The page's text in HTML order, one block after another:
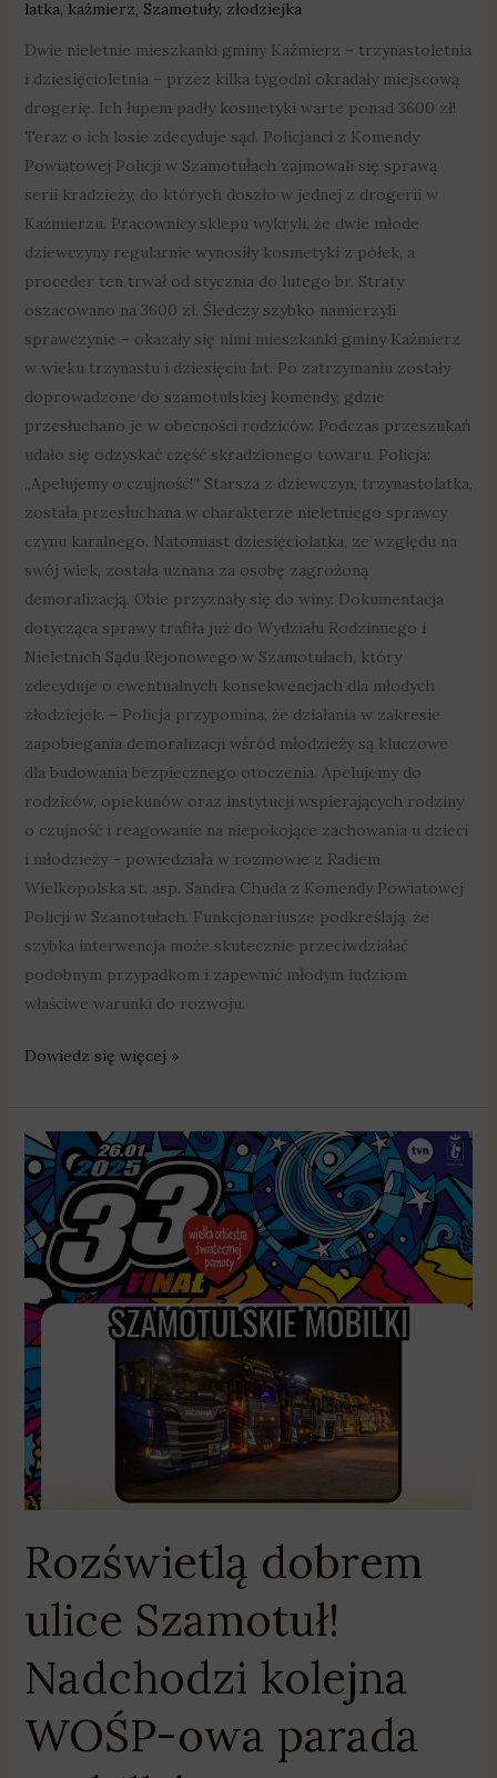
latka, kaźmierz, Szamotuły, złodziejka
Dwie nieletnie mieszkanki gminy Kaźmierz – trzynastoletnia
i dziesięcioletnia – przez kilka tygodni okradały miejscową
drogerię. Ich łupem padły kosmetyki warte ponad 3600 zł!
Teraz o ich losie zdecyduje sąd. Policjanci z Komendy
Powiatowej Policji w Szamotułach zajmowali się sprawą
serii kradzieży, do których doszło w jednej z drogerii w
Kaźmierzu. Pracownicy sklepu wykryli, że dwie młode
dziewczyny regularnie wynosiły kosmetyki z półek, a
proceder ten trwał od stycznia do lutego br. Straty
oszacowano na 3600 zł. Śledczy szybko namierzyli
sprawczynie – okazały się nimi mieszkanki gminy Kaźmierz
w wieku trzynastu i dziesięciu lat. Po zatrzymaniu zostały
doprowadzone do szamotulskiej komendy, gdzie
przesłuchano je w obecności rodziców. Podczas przeszukań
udało się odzyskać część skradzionego towaru. Policja:
„Apelujemy o czujność!” Starsza z dziewczyn, trzynastolatka,
została przesłuchana w charakterze nieletniego sprawcy
czynu karalnego. Natomiast dziesięciolatka, ze względu na
swój wiek, została uznana za osobę zagrożoną
demoralizacją. Obie przyznały się do winy. Dokumentacja
dotycząca sprawy trafiła już do Wydziału Rodzinnego i
Nieletnich Sądu Rejonowego w Szamotułach, który
zdecyduje o ewentualnych konsekwencjach dla młodych
złodziejek. – Policja przypomina, że działania w zakresie
zapobiegania demoralizacji wśród młodzieży są kluczowe
dla budowania bezpiecznego otoczenia. Apelujemy do
rodziców, opiekunów oraz instytucji wspierających rodziny
o czujność i reagowanie na niepokojące zachowania u dzieci
i młodzieży – powiedziała w rozmowie z Radiem
Wielkopolska st. asp. Sandra Chuda z Komendy Powiatowej
Policji w Szamotułach. Funkcjonariusze podkreślają, że
szybka interwencja może skutecznie przeciwdziałać
podobnym przypadkom i zapewnić młodym ludziom
właściwe warunki do rozwoju.
Dowiedz się więcej »
Rozświetlą dobrem
ulice Szamotuł!
Nadchodzi kolejna
WOŚP-owa parada
Rozświetlą
dobrem
ulice
Szamotuł!
Nadchodzi
kolejna
WOŚP-
owa
parada
mobilków